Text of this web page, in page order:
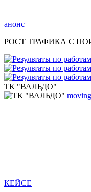
анонс
РОСТ ТРАФИКА С
ТК "ВАЛЬДО"
КЕЙСЕ